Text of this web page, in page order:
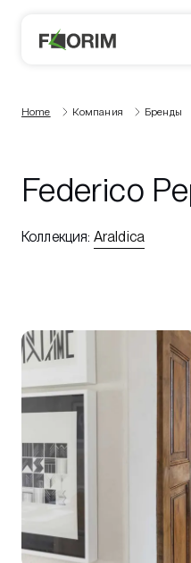
Home Компания Бренды
Federico
Коллекция: Araldica